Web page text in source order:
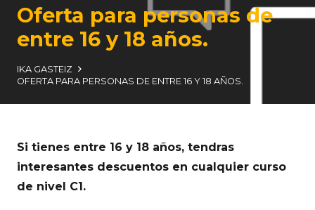
Oferta para personas de
entre 16 y 18 años.
IKA GASTEIZ
OFERTA PARA PERSONAS DE ENTRE 16 Y 18 AÑOS.
Si tienes entre 16 y 18 años, tendras
interesantes descuentos en cualquier curso
de nivel C1.